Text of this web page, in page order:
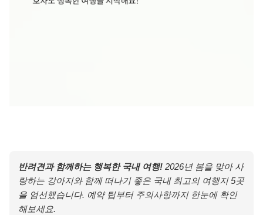
반려견과 함께하는 행복한 국내 여행! 2026년 봄을 맞아 사
랑하는 강아지와 함께 떠나기 좋은 국내 최고의 여행지 5곳
을 엄선했습니다. 예약 팁부터 주의사항까지 한눈에 확인
해보세요.